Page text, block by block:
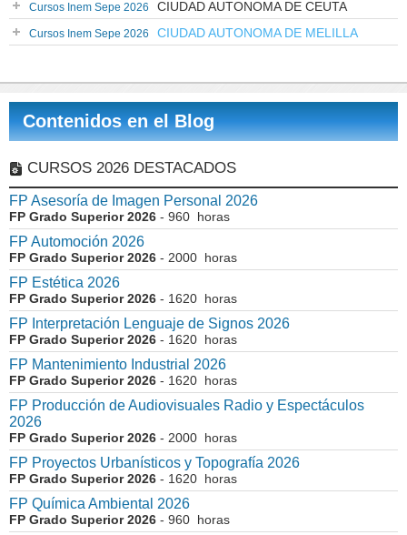
Cursos Inem Sepe 2026 CIUDAD AUTONOMA DE CEUTA
Cursos Inem Sepe 2026 CIUDAD AUTONOMA DE MELILLA
Contenidos en el Blog
CURSOS 2026 DESTACADOS
FP Asesoría de Imagen Personal 2026
FP Grado Superior 2026 - 960 horas
FP Automoción 2026
FP Grado Superior 2026 - 2000 horas
FP Estética 2026
FP Grado Superior 2026 - 1620 horas
FP Interpretación Lenguaje de Signos 2026
FP Grado Superior 2026 - 1620 horas
FP Mantenimiento Industrial 2026
FP Grado Superior 2026 - 1620 horas
FP Producción de Audiovisuales Radio y Espectáculos
2026
FP Grado Superior 2026 - 2000 horas
FP Proyectos Urbanísticos y Topografía 2026
FP Grado Superior 2026 - 1620 horas
FP Química Ambiental 2026
FP Grado Superior 2026 - 960 horas